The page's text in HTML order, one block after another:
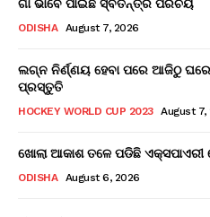
ODISHA August 7, 2026
ଲଗ୍ନ ନିର୍ଣ୍ଣୟ ହେବା ପରେ ଆଜିଠୁ
ପ୍ରସ୍ତୁତି
HOCKEY WORLD CUP 2023 August 7,
ଖୋଲା ଆକାଶ ତଳେ ପଡିଛି ଏକ୍ସପାଏରୀ
ODISHA August 6, 2026